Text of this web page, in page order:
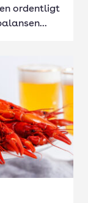
ordentligt